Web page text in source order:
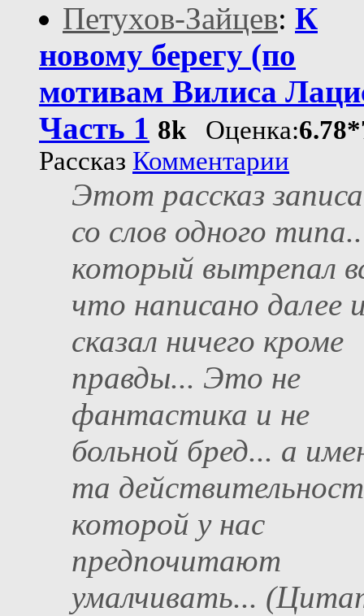
Петухов-Зайцев: К
новому берегу (по
мотивам Вилиса
Часть 1 8kОценка:
Рассказ Комментарии
Этот рассказ
со слов одного типа..
который вытрепал
что написано далее
сказал ничего кроме
правды... Это не
фантастика и не
больной бред... а
та
которой у нас
предпочитают
умалчивать...